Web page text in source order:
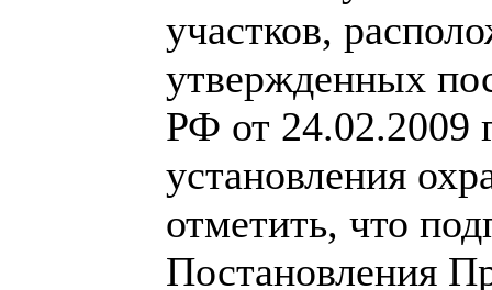
участков,
утвержденных
РФ от 24.02.2009
установления
отметить, что
Постановления